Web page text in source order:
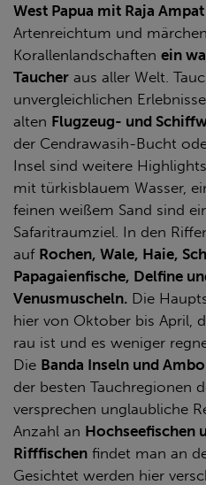
West Papua mit Raja Ampat
Artenreichtum und
Korallenlandschaften ein
Taucher aus aller Welt.
unvergleichlichen
alten Flugzeug- und
der Cendrawasih-Bucht
Insel sind weitere
mit türkisblauem Wasser,
feinen weißem Sand sind
Safaritraumziel. In den
auf Rochen, Wale, Haie,
Papagaienfische, Delfine
Venusmuscheln. Die
hier von Oktober bis April,
rau ist und es weniger
Die Banda Inseln und
der besten Tauchregionen
versprechen unglaubliche
Anzahl an Hochseefischen
Rifffischen findet man an
Gesichtet werden hier